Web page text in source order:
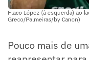
Flaco López (à esquerda) ao
Greco/Palmeiras/by Canon)
Pouco mais de